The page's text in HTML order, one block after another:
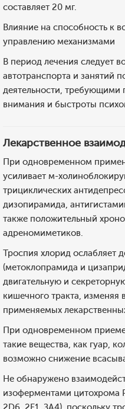
составляет 20 мг.
Влияние на способность к
управлению механизмами
В период лечения следует
автотранспорта и занятий
деятельности,
внимания и быстроты
Лекарственное
При одновременном
усиливает м-
трициклических
дизопирамида,
также положительный
адреномиметиков.
Троспия хлорид ослабляет
(метоклопрамида и
двигательную и
кишечного тракта,
применяемых
При одновременном
такие вещества, как гуар,
возможно снижение
Не обнаружено
изоферментами цитохрома